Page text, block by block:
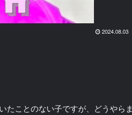
2024.08.03
たことのない子ですが、どうやらま